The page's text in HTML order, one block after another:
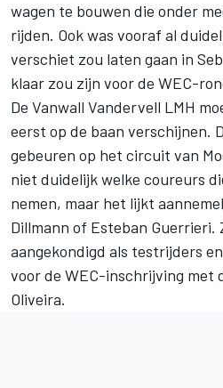
wagen te bouwen die onder
rijden. Ook was vooraf al
verschiet zou laten gaan in
klaar zou zijn voor de WEC-
De Vanwall Vandervell LMH
eerst op de baan verschijnen.
gebeuren op het circuit van
niet duidelijk welke coureurs
nemen, maar het lijkt
Dillmann of Esteban Guerrieri.
aangekondigd als testrijders
voor de WEC-inschrijving met
Oliveira.